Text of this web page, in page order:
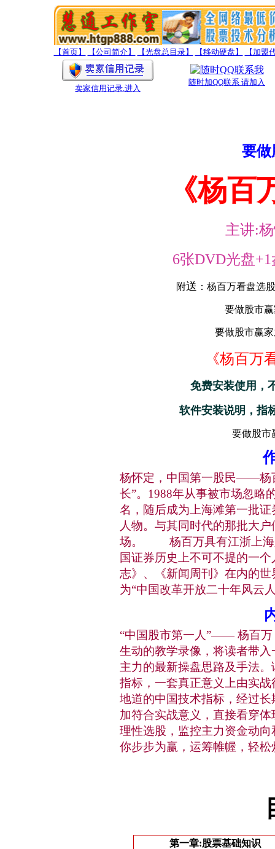
【首页】 【公司简介】 【光盘总目录】 【移动硬盘】 【加盟
卖家信用记录.进入
随时加QQ联系 请加入
要做
《杨
主讲:
6张DVD光盘
附送 ：杨百万看盘选
要做股市
要做股市赢
《杨百万
免费安装使用，
软件安装说明，指
要做股市
杨怀定，中国第一股民——杨
长”。1988年从事被市场忽略
名，随后成为上海滩第一批
人物。与其同时代的那批大
场。 杨百万具有江浙上海
国证券历史上不可不提的一
志》、《新闻周刊》在内的
为“中国改革开放二十年风云
“中国股市第一人”—— 杨百万
生动的教学录像，将读者带
主力的最新操盘思路及手法
指标，一套真正意义上由实
地道的中国技术指标，经过
加符合实战意义，直接看穿
理性选股，监控主力资金动
你步步为赢，运筹帷幄，轻松
第一章:股票基础知识